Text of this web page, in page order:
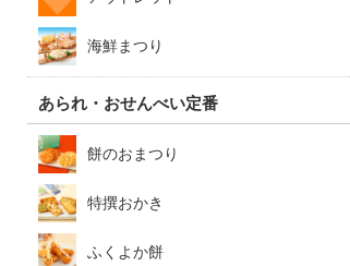
海鮮まつり
あられ・おせんべい定番
餅のおまつり
特撰おかき
ふくよか餅